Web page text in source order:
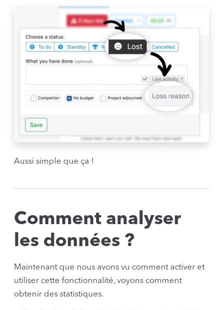
Aussi simple que ça !
Comment analyser
les données ?
Maintenant que nous avons vu comment activer et
utiliser cette fonctionnalité, voyons comment
obtenir des statistiques.